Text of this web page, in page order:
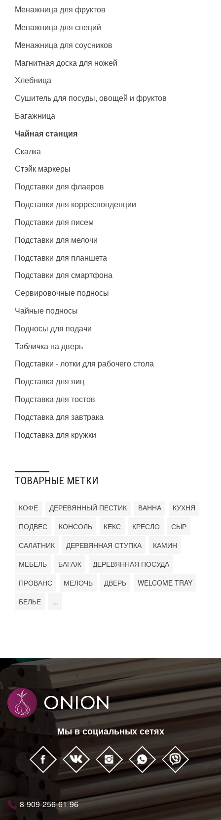
Менажница для фруктов
Менажница для специй
Менажница для соусников
Магнитная доска для ножей
Хлебница
Сушитель для посуды, овощей и фруктов
Багажница
Чайная станция
Скалка
Стэйк маркеры
Подставки для флаеров
Подставки для корреспонденции
Подставки для писем
Подставки для мелочи
Подставки для планшета
Подставки для смартфона
Сервировочные подносы
Чайные подносы
Подносы для подачи
Табличка на дверь
Подставки - лотки для рабочего стола
Подставка для яиц
Подставка для тостов
Подставка для завтрака
Подставка для кружки
ТОВАРНЫЕ МЕТКИ
КОФЕ ДЕРЕВЯННЫЙ ПЕСТИК ВАННА
КУХНЯ
ПОДВЕС
КОНСОЛЬ КЕКС КРЕСЛО
СЫР
САЛАТНИК
ДЕРЕВЯННАЯ СТУПКА
КАМИН
МЕБЕЛЬ
БАГАЖ
ДЕРЕВЯННАЯ ПОСУДА
ПРОВАНС
МЕЛОЧЬ ДВЕРЬ
WELCOME TRAY
БЕЛЬЕ
...
Мы в социальных сетях
8-909-256-61-96